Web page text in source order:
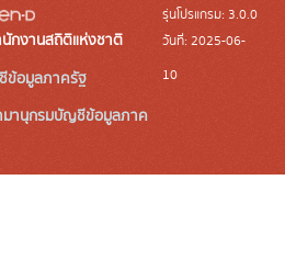
นักงานสถิติแห่งชาติ
ข้อมูลภาครัฐ
มานุกรมบัญชีข้อมูลภาค
รุ่นโปรแกรม: 3.0.0
วันที่: 2025-06-
10